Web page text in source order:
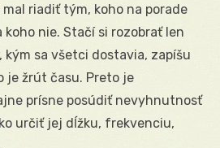
mal riadiť tým, koho na porade
nie. Stačí si rozobrať len
kým sa všetci dostavia, zapíšu
je žrút času. Preto je
prísne posúdiť nevyhnutnosť
určiť jej dĺžku, frekvenciu,